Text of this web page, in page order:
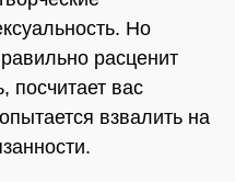
Но
расценит
посчитает вас
взвалить на